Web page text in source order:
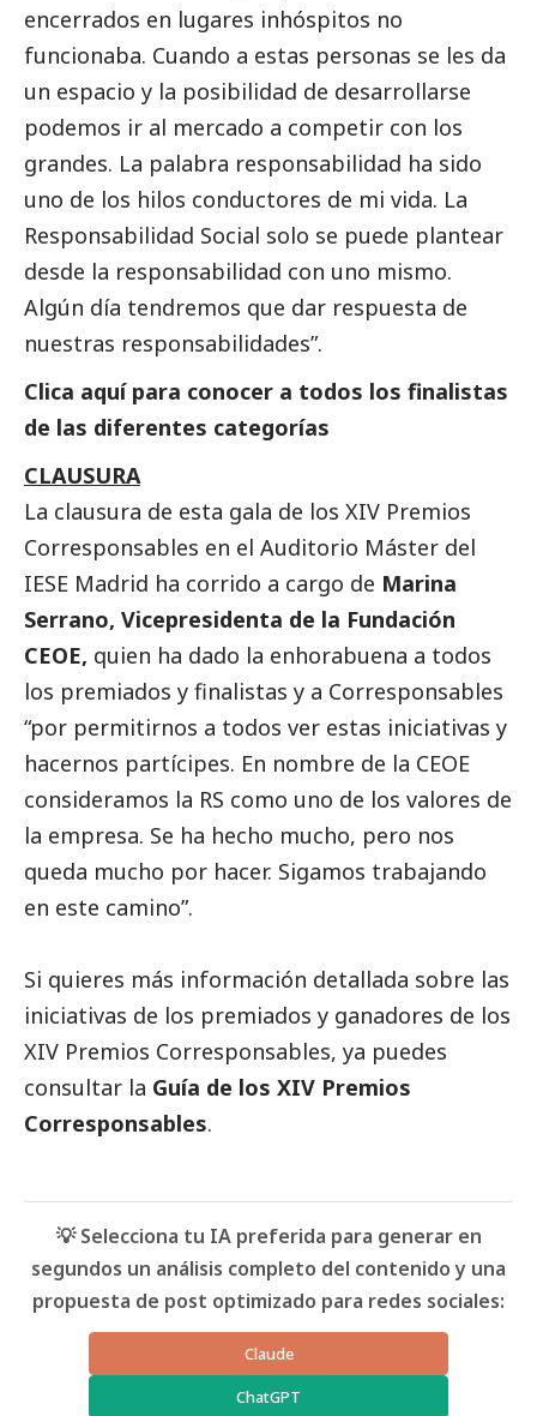
encerrados en lugares inhóspitos no
funcionaba. Cuando a estas personas se les da
un espacio y la posibilidad de desarrollarse
podemos ir al mercado a competir con los
grandes. La palabra responsabilidad ha sido
uno de los hilos conductores de mi vida. La
Responsabilidad Social solo se puede plantear
desde la responsabilidad con uno mismo.
Algún día tendremos que dar respuesta de
nuestras responsabilidades”.
Clica aquí para conocer a todos los finalistas
de las diferentes categorías
CLAUSURA
La clausura de esta gala de los XIV Premios
Corresponsables en el Auditorio Máster del
IESE Madrid ha corrido a cargo de Marina
Serrano, Vicepresidenta de la Fundación
CEOE, quien ha dado la enhorabuena a todos
los premiados y finalistas y a Corresponsables
“por permitirnos a todos ver estas iniciativas y
hacernos partícipes. En nombre de la CEOE
consideramos la RS como uno de los valores de
la empresa. Se ha hecho mucho, pero nos
queda mucho por hacer. Sigamos trabajando
en este camino”.
Si quieres más información detallada sobre las
iniciativas de los premiados y ganadores de los
XIV Premios Corresponsables, ya puedes
consultar la Guía de los XIV Premios
Corresponsables.
💡 Selecciona tu IA preferida para generar en
segundos un análisis completo del contenido y una
propuesta de post optimizado para redes sociales:
Claude
ChatGPT